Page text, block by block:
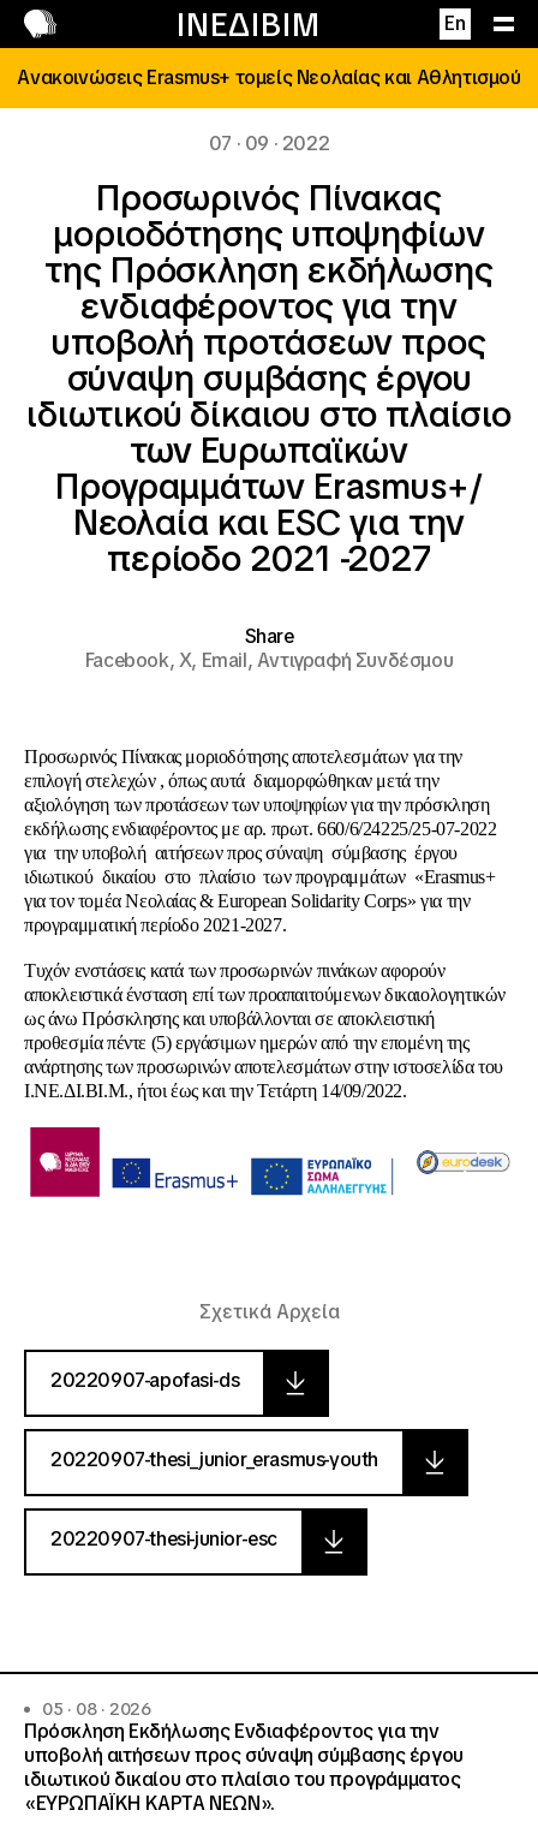
ΙΝΕΔΙΒΙΜ En
Επικοινωνία
Ανακοινώσεις Erasmus+ τομείς Νεολαίας και Αθλητισμού
07 · 09 · 2022
Προσωρινός Πίνακας
μοριοδότησης υποψηφίων
της Πρόσκληση εκδήλωσης
ενδιαφέροντος για την
υποβολή προτάσεων προς
σύναψη συμβάσης έργου
ιδιωτικού δίκαιου στο πλαίσιο
των Ευρωπαϊκών
Προγραμμάτων Erasmus+/
Νεολαία και ESC για την
περίοδο 2021 -2027
Share
Facebook,X, Email,Αντιγραφή Συνδέσμου
Προσωρινός Πίνακας μοριοδότησης αποτελεσμάτων για την
επιλογή στελεχών , όπως αυτά διαμορφώθηκαν μετά την
αξιολόγηση των προτάσεων των υποψηφίων για την πρόσκληση
εκδήλωσης ενδιαφέροντος με αρ. πρωτ. 660/6/24225/25-07-2022
για την υποβολή αιτήσεων προς σύναψη σύμβασης έργου
ιδιωτικού δικαίου στο πλαίσιο των προγραμμάτων «Erasmus+
για τον τομέα Νεολαίας & European Solidarity Corps» για την
προγραμματική περίοδο 2021-2027.
Τυχόν ενστάσεις κατά των προσωρινών πινάκων αφορούν
αποκλειστικά ένσταση επί των προαπαιτούμενων δικαιολογητικών
ως άνω Πρόσκλησης και υποβάλλονται σε αποκλειστική
προθεσμία πέντε (5) εργάσιμων ημερών από την επομένη της
ανάρτησης των προσωρινών αποτελεσμάτων στην ιστοσελίδα του
Ι.ΝΕ.ΔΙ.ΒΙ.Μ., ήτοι έως και την Τετάρτη 14/09/2022.
Σχετικά Αρχεία
20220907-apofasi-ds
20220907-thesi_junior_erasmus-youth
20220907-thesi-junior-esc
05 · 08 · 2026
Πρόσκληση Εκδήλωσης Ενδιαφέροντος για την
υποβολή αιτήσεων προς σύναψη σύμβασης έργου
ιδιωτικού δικαίου στο πλαίσιο του προγράμματος
«ΕΥΡΩΠΑΪΚΗ ΚΑΡΤΑ ΝΕΩΝ».